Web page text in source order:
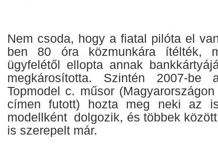
Nem csoda, hogy a fiatal pilóta el
ben 80 óra közmunkára ítélték,
ügyfelétől ellopta annak
megkárosította. Szintén 2007-be
Topmodel c. műsor
címen futott) hozta meg neki az
modellként dolgozik, és többek
is szerepelt már.